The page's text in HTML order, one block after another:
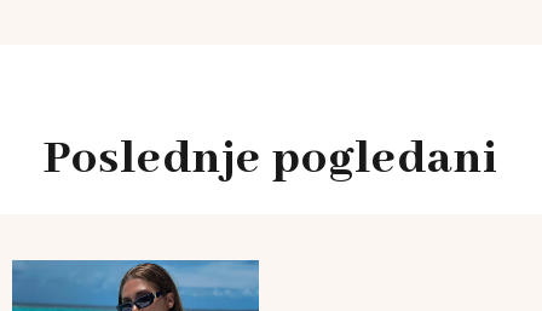
Poslednje pogledani